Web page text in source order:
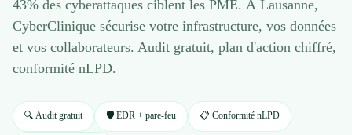
Tarifs
Blog
Contact
43% des cyberattaques ciblent les PME. À Lausanne,
CyberClinique sécurise votre infrastructure, vos données
et vos collaborateurs. Audit gratuit, plan d'action chiffré,
conformité nLPD.
🔍 Audit gratuit 🛡️ EDR + pare-feu 📋 Conformité nLPD